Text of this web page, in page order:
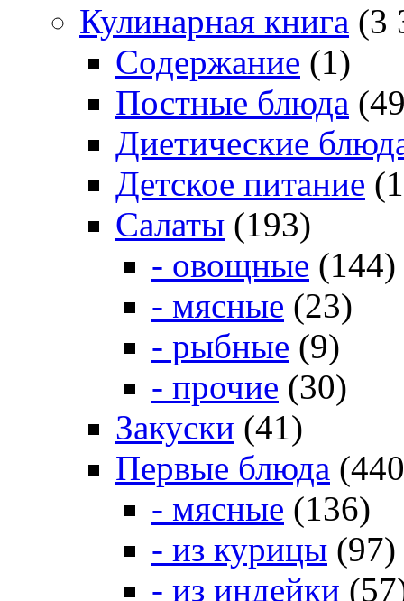
Кулинарная книга (3
Содержание (1)
Постные блюда
Диетические
Детское питание
Салаты (193)
- овощные (144)
- мясные (23)
- рыбные (9)
- прочие (30)
Закуски (41)
Первые блюда
- мясные (136)
- из курицы (97)
- из индейки